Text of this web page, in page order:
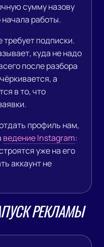
сумму назову
работы.
требует подписки.
куда не надо
после разбора
а
в то, что
профиль нам,
ведение Instagram:
уже на его
аккаунт не
РЕКЛАМЫ